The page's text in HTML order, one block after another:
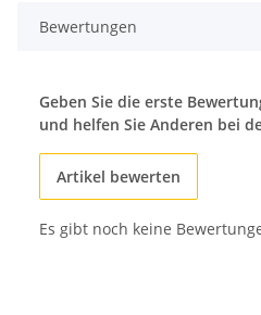
Bewertungen
Geben Sie die erste
und helfen Sie Anderen bei
Artikel bewerten
Es gibt noch keine